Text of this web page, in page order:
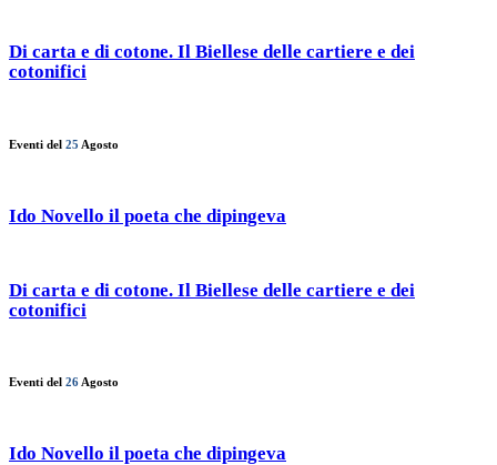
Di carta e di cotone. Il Biellese delle cartiere e dei
cotonifici
Eventi del 25 Agosto
Ido Novello il poeta che dipingeva
Di carta e di cotone. Il Biellese delle cartiere e dei
cotonifici
Eventi del 26 Agosto
Ido Novello il poeta che dipingeva